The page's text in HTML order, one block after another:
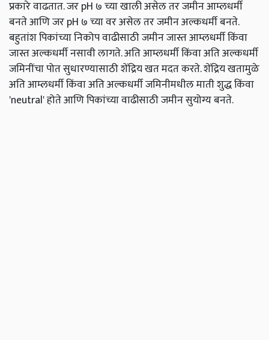
प्रकारे वाढतात. जर pH ७ च्या खाली असेल तर जमीन आम्लधर्मी
बनते आणि जर pH ७ च्या वर असेल तर जमीन अल्कधर्मी बनते.
बहुतांश पिकांच्या निकोप वाढीसाठी जमीन जास्त आम्लधर्मी किंवा
जास्त अल्कधर्मी नसावी लागते. अति आम्लधर्मी किंवा अति अल्कधर्मी
जमिनींचा पोत सुधारण्यासाठी शेंद्रिय खत मदत करते. शेंद्रिय खतामुळे
अति आम्लधर्मी किंवा अति अल्कधर्मी जमिनीमधील माती शुद्ध किंवा
'neutral' होते आणि पिकांच्या वाढीसाठी जमीन सुयोग्य बनते.